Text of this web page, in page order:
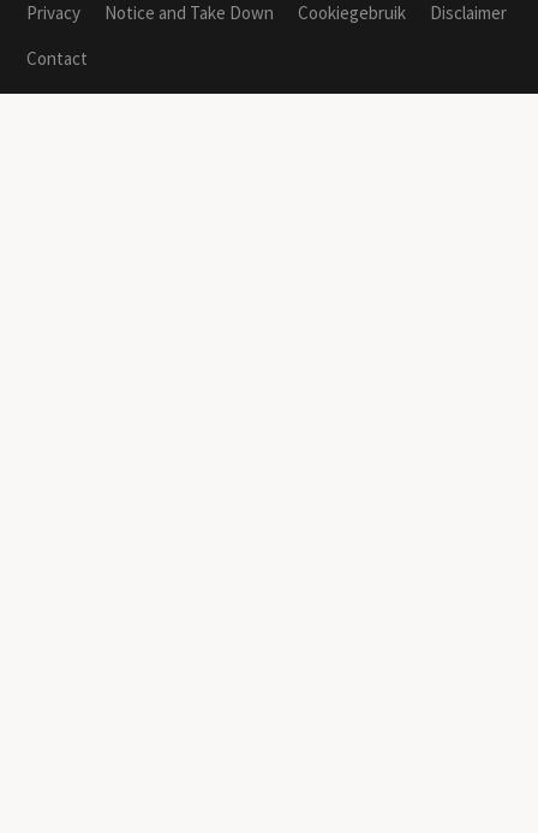
Privacy
Notice and Take Down Cookiegebruik
Disclaimer
Contact